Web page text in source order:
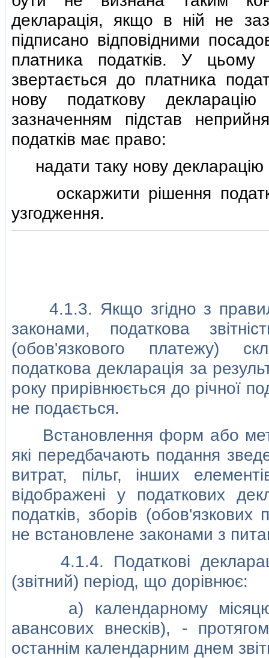
декларацiя, якщо в нiй не
пiдписано вiдповiдними
платника податкiв. У цьому
звертається до платника
нову податкову
зазначенням пiдстав
податкiв має право:
надати таку нову декларацiю
оскаржити рiшення
узгодження.
4.1.3. Якщо згiдно з
законами, податкова
(обов'язкового платежу)
податкова декларацiя за
року прирiвнюється до рiчної
не подається.
Встановлення форм або
якi передбачають подання
витрат, пiльг, iнших
вiдображенi у податкових
податкiв, зборiв
не встановлене законами з
4.1.4. Податковi
(звiтний) перiод, що дорiвнює:
а) календарному мiсяцю
авансових внескiв), -
останнiм календарним днем